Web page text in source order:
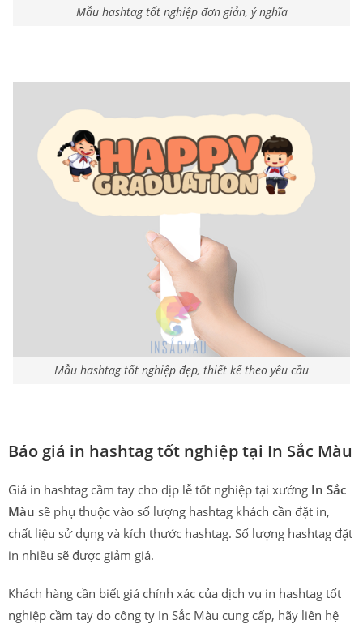
Mẫu hashtag tốt nghiệp đơn giản, ý nghĩa
Mẫu hashtag tốt nghiệp đẹp, thiết kế theo yêu cầu
Báo giá in hashtag tốt nghiệp tại In Sắc Màu
Giá in hashtag cầm tay cho dịp lễ tốt nghiệp tại xưởng In Sắc
Màu sẽ phụ thuộc vào số lượng hashtag khách cần đặt in,
chất liệu sử dụng và kích thước hashtag. Số lượng hashtag đặt
in nhiều sẽ được giảm giá.
Khách hàng cần biết giá chính xác của dịch vụ in hashtag tốt
nghiệp cầm tay do công ty In Sắc Màu cung cấp, hãy liên hệ